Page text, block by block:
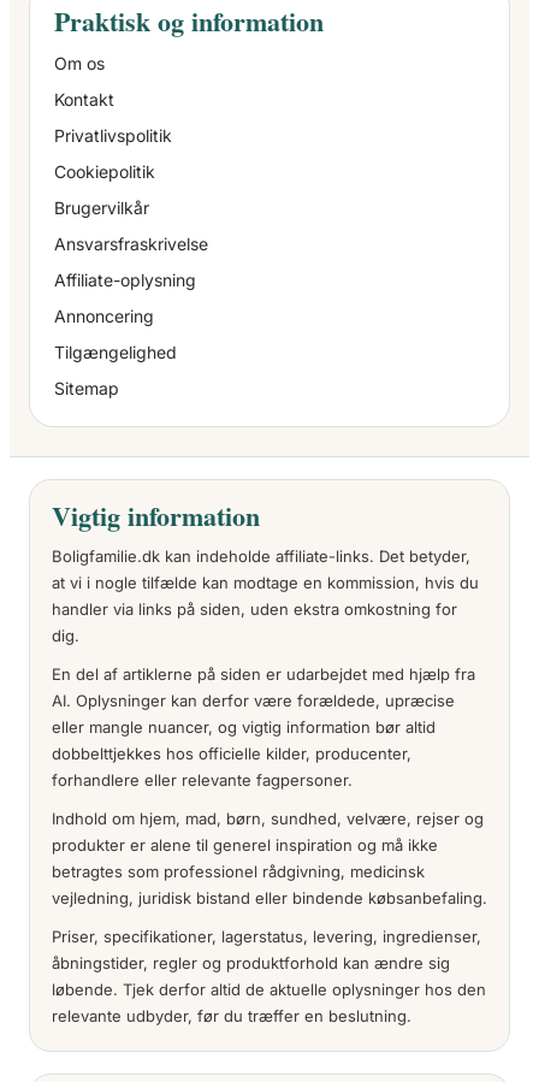
Praktisk og information
Om os
Kontakt
Privatlivspolitik
Cookiepolitik
Brugervilkår
Ansvarsfraskrivelse
Affiliate-oplysning
Annoncering
Tilgængelighed
Sitemap
Vigtig information
Boligfamilie.dk kan indeholde affiliate-links. Det betyder,
at vi i nogle tilfælde kan modtage en kommission, hvis du
handler via links på siden, uden ekstra omkostning for
dig.
En del af artiklerne på siden er udarbejdet med hjælp fra
AI. Oplysninger kan derfor være forældede, upræcise
eller mangle nuancer, og vigtig information bør altid
dobbelttjekkes hos officielle kilder, producenter,
forhandlere eller relevante fagpersoner.
Indhold om hjem, mad, børn, sundhed, velvære, rejser og
produkter er alene til generel inspiration og må ikke
betragtes som professionel rådgivning, medicinsk
vejledning, juridisk bistand eller bindende købsanbefaling.
Priser, specifikationer, lagerstatus, levering, ingredienser,
åbningstider, regler og produktforhold kan ændre sig
løbende. Tjek derfor altid de aktuelle oplysninger hos den
relevante udbyder, før du træffer en beslutning.